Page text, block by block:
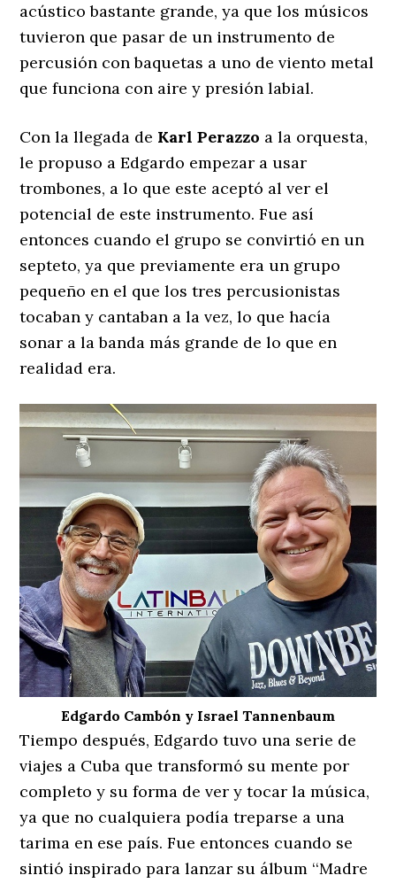
acústico bastante grande, ya que los músicos
tuvieron que pasar de un instrumento de
percusión con baquetas a uno de viento metal
que funciona con aire y presión labial.
Con la llegada de Karl Perazzo a la orquesta,
le propuso a Edgardo empezar a usar
trombones, a lo que este aceptó al ver el
potencial de este instrumento. Fue así
entonces cuando el grupo se convirtió en un
septeto, ya que previamente era un grupo
pequeño en el que los tres percusionistas
tocaban y cantaban a la vez, lo que hacía
sonar a la banda más grande de lo que en
realidad era.
Edgardo Cambón y Israel Tannenbaum
Tiempo después, Edgardo tuvo una serie de
viajes a Cuba que transformó su mente por
completo y su forma de ver y tocar la música,
ya que no cualquiera podía treparse a una
tarima en ese país. Fue entonces cuando se
sintió inspirado para lanzar su álbum ‘‘Madre